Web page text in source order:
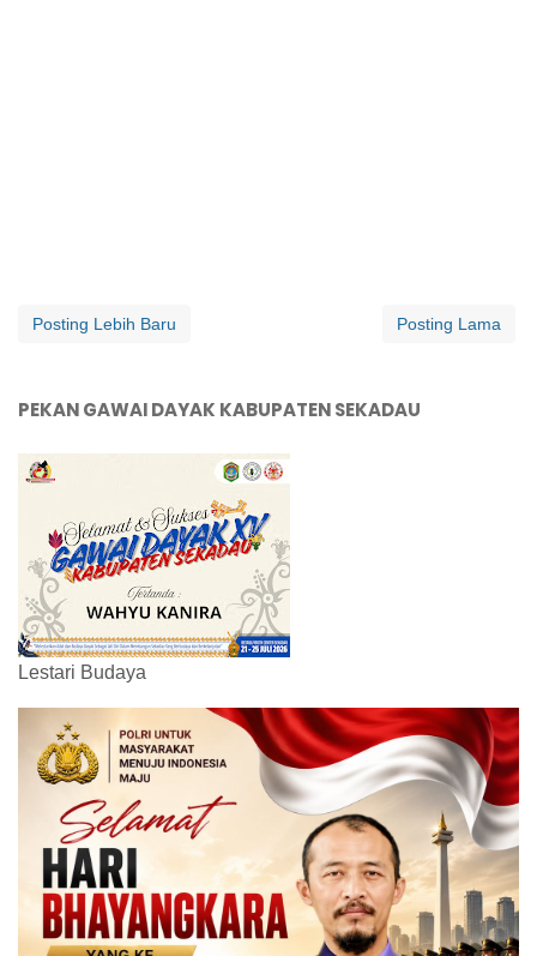
Posting Lebih Baru Posting Lama
PEKAN GAWAI DAYAK KABUPATEN SEKADAU
Lestari Budaya